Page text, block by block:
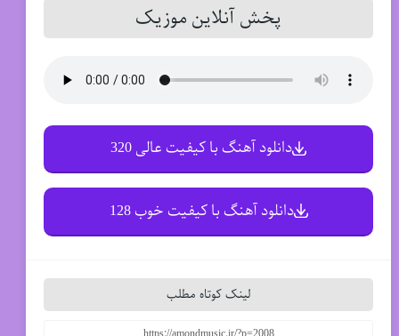
پخش آنلاین موزیک
دانلود آهنگ با کیفیت عالی 320
دانلود آهنگ با کیفیت خوب 128
لینک کوتاه مطلب